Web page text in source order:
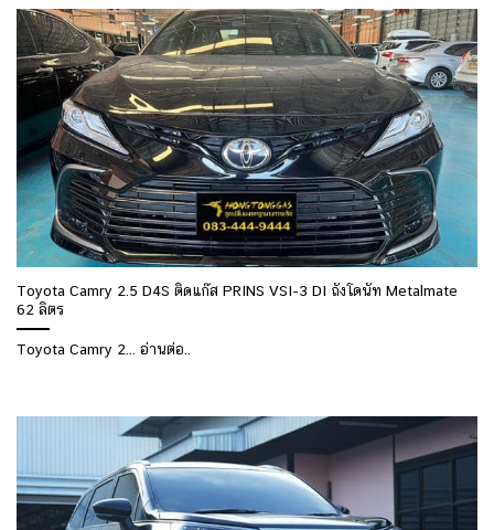
Toyota Camry 2.5 D4S ติดแก๊ส PRINS VSI-3 DI ถังโดนัท Metalmate
62 ลิตร
Toyota Camry 2... อ่านต่อ..